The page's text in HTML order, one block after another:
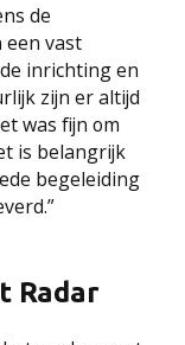
de
een vast
inrichting en
zijn er altijd
was fijn om
is belangrijk
begeleiding
Radar